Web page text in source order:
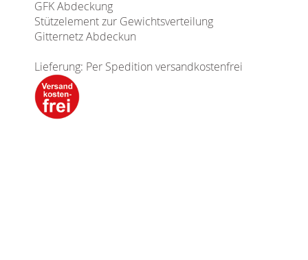
GFK Abdeckung
Stützelement zur Gewichtsverteilung
Gitternetz Abdeckun
Lieferung: Per Spedition versandkostenfrei